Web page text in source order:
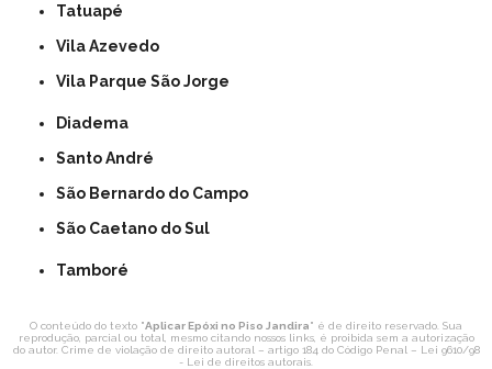
Tatuapé
Vila Azevedo
Vila Parque São Jorge
Diadema
Santo André
São Bernardo do Campo
São Caetano do Sul
Tamboré
O conteúdo do texto "Aplicar Epóxi no Piso Jandira" é de direito reservado. Sua
reprodução, parcial ou total, mesmo citando nossos links, é proibida sem a autorização
do autor. Crime de violação de direito autoral – artigo 184 do Código Penal – Lei 9610/98
- Lei de direitos autorais